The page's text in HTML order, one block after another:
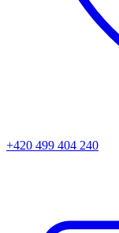
+420 499 404 240